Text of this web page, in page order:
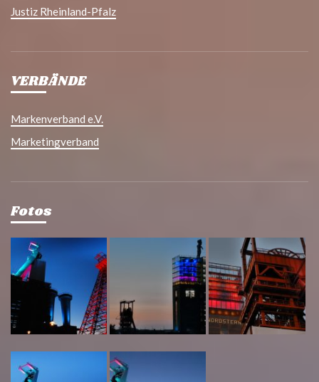
Justiz Rheinland-Pfalz
VERBÄNDE
Markenverband e.V.
Marketingverband
Fotos